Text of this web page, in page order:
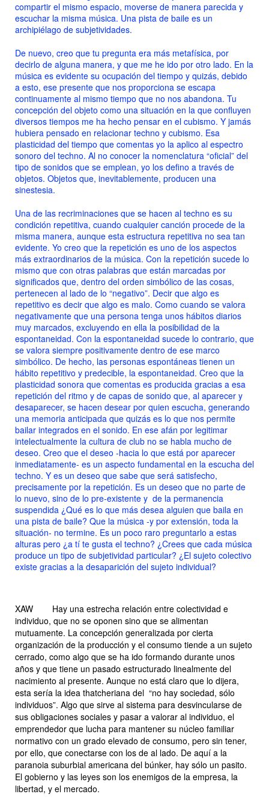
compartir el mismo espacio, moverse de manera parecida y
escuchar la misma música. Una pista de baile es un
archipiélago de subjetividades.
De nuevo, creo que tu pregunta era más metafísica, por
decirlo de alguna manera, y que me he ido por otro lado. En la
música es evidente su ocupación del tiempo y quizás, debido
a esto, ese presente que nos proporciona se escapa
continuamente al mismo tiempo que no nos abandona. Tu
concepción del objeto como una situación en la que confluyen
diversos tiempos me ha hecho pensar en el cubismo. Y jamás
hubiera pensado en relacionar techno y cubismo. Esa
plasticidad del tiempo que comentas yo la aplico al espectro
sonoro del techno. Al no conocer la nomenclatura “oficial” del
tipo de sonidos que se emplean, yo los defino a través de
objetos. Objetos que, inevitablemente, producen una
sinestesia.
Una de las recriminaciones que se hacen al techno es su
condición repetitiva, cuando cualquier canción procede de la
misma manera, aunque esta estructura repetitiva no sea tan
evidente. Yo creo que la repetición es uno de los aspectos
más extraordinarios de la música. Con la repetición sucede lo
mismo que con otras palabras que están marcadas por
significados que, dentro del orden simbólico de las cosas,
pertenecen al lado de lo “negativo”. Decir que algo es
repetitivo es decir que algo es malo. Como cuando se valora
negativamente que una persona tenga unos hábitos diarios
muy marcados, excluyendo en ella la posibilidad de la
espontaneidad. Con la espontaneidad sucede lo contrario, que
se valora siempre positivamente dentro de ese marco
simbólico. De hecho, las personas espontáneas tienen un
hábito repetitivo y predecible, la espontaneidad. Creo que la
plasticidad sonora que comentas es producida gracias a esa
repetición del ritmo y de capas de sonido que, al aparecer y
desaparecer, se hacen desear por quien escucha, generando
una memoria anticipada que quizás es lo que nos permite
bailar integrados en el sonido. En ese afán por legitimar
intelectualmente la cultura de club no se habla mucho de
deseo. Creo que el deseo -hacia lo que está por aparecer
inmediatamente- es un aspecto fundamental en la escucha del
techno. Y es un deseo que sabe que será satisfecho,
precisamente por la repetición. Es un deseo que no parte de
lo nuevo, sino de lo pre-existente y de la permanencia
suspendida ¿Qué es lo que más desea alguien que baila en
una pista de baile? Que la música -y por extensión, toda la
situación- no termine. Es un poco raro preguntarlo a estas
alturas pero ¿a tí te gusta el techno? ¿Crees que cada música
produce un tipo de subjetividad particular? ¿El sujeto colectivo
existe gracias a la desaparición del sujeto individual?
XAW
Hay una estrecha relación entre colectividad e
individuo, que no se oponen sino que se alimentan
mutuamente. La concepción generalizada por cierta
organización de la producción y el consumo tiende a un sujeto
cerrado, como algo que se ha ido formando durante unos
años y que tiene un pasado estructurado linealmente del
nacimiento al presente. Aunque no está claro que lo dijera,
esta sería la idea thatcheriana del “no hay sociedad, sólo
individuos”. Algo que sirve al sistema para desvincularse de
sus obligaciones sociales y pasar a valorar al individuo, el
emprendedor que lucha para mantener su núcleo familiar
normativo con un grado elevado de consumo, pero sin tener,
por ello, que conectarse con los de al lado. De aquí a la
paranoia suburbial americana del búnker, hay sólo un pasito.
El gobierno y las leyes son los enemigos de la empresa, la
libertad, y el mercado.